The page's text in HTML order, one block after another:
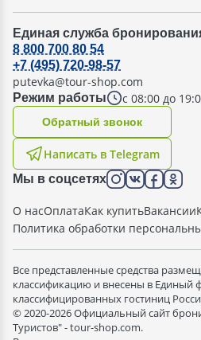
Единая служба
Режим работы с 08:00 до
8 800 700 80 54
+7 (495) 720-98-57
putevka@tour-shop.com
Написать в Telegram
Oбратный звонок
Мы в соцсетях
О насОплатаКак купитьВакансии
Политика обработки
Все представленные средства
классификацию и внесены в Единый
классифицированных гостиниц
© 2020-2026 Официальный сайт
Туристов" - tour-shop.com.